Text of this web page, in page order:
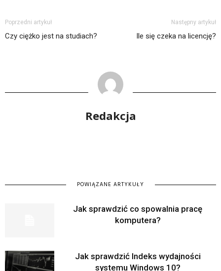
Poprzedni artykuł
Czy ciężko jest na studiach?
Następny artykuł
Ile się czeka na licencję?
Redakcja
POWIĄZANE ARTYKUŁY
Jak sprawdzić co spowalnia pracę
komputera?
Jak sprawdzić Indeks wydajności
systemu Windows 10?